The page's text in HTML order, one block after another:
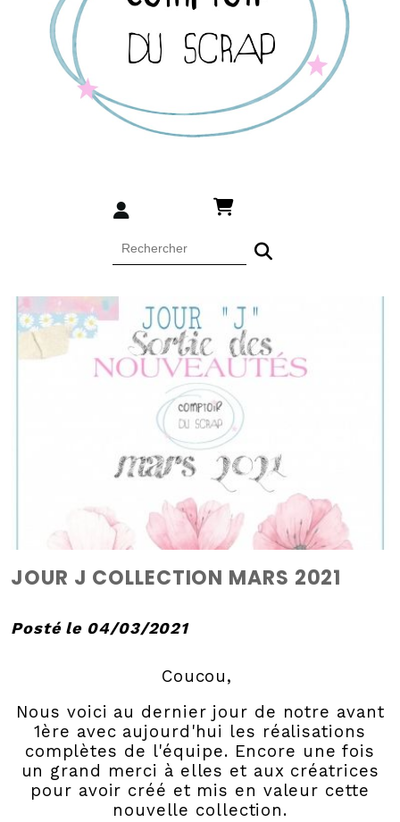
JOUR J COLLECTION MARS 2021
Posté le 04/03/2021
Coucou,
Nous voici au dernier jour de notre avant
1ère avec aujourd'hui les réalisations
complètes de l'équipe. Encore une fois
un grand merci à elles et aux créatrices
pour avoir créé et mis en valeur cette
nouvelle collection.